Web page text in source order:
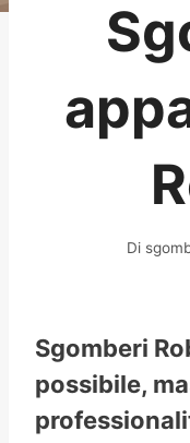
Di
Sgomberi
possibile,